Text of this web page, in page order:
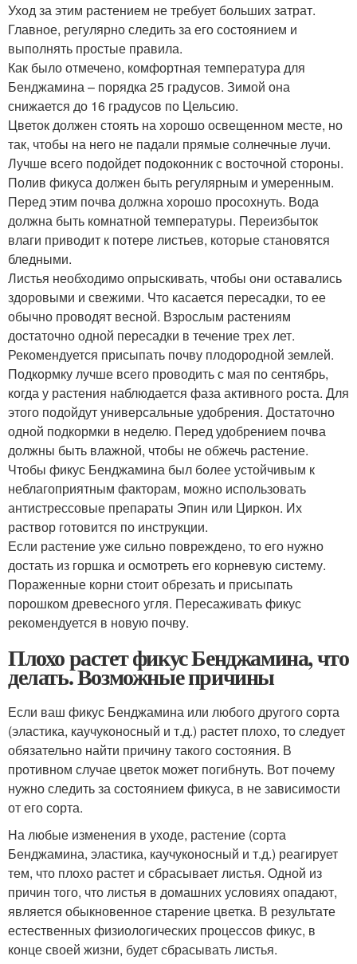
Уход за этим растением не требует больших затрат.
Главное, регулярно следить за его состоянием и
выполнять простые правила.
Как было отмечено, комфортная температура для
Бенджамина – порядка 25 градусов. Зимой она
снижается до 16 градусов по Цельсию.
Цветок должен стоять на хорошо освещенном месте, но
так, чтобы на него не падали прямые солнечные лучи.
Лучше всего подойдет подоконник с восточной стороны.
Полив фикуса должен быть регулярным и умеренным.
Перед этим почва должна хорошо просохнуть. Вода
должна быть комнатной температуры. Переизбыток
влаги приводит к потере листьев, которые становятся
бледными.
Листья необходимо опрыскивать, чтобы они оставались
здоровыми и свежими. Что касается пересадки, то ее
обычно проводят весной. Взрослым растениям
достаточно одной пересадки в течение трех лет.
Рекомендуется присыпать почву плодородной землей.
Подкормку лучше всего проводить с мая по сентябрь,
когда у растения наблюдается фаза активного роста. Для
этого подойдут универсальные удобрения. Достаточно
одной подкормки в неделю. Перед удобрением почва
должны быть влажной, чтобы не обжечь растение.
Чтобы фикус Бенджамина был более устойчивым к
неблагоприятным факторам, можно использовать
антистрессовые препараты Эпин или Циркон. Их
раствор готовится по инструкции.
Если растение уже сильно повреждено, то его нужно
достать из горшка и осмотреть его корневую систему.
Пораженные корни стоит обрезать и присыпать
порошком древесного угля. Пересаживать фикус
рекомендуется в новую почву.
Плохо растет фикус Бенджамина, что
делать. Возможные причины
Если ваш фикус Бенджамина или любого другого сорта
(эластика, каучуконосный и т.д.) растет плохо, то следует
обязательно найти причину такого состояния. В
противном случае цветок может погибнуть. Вот почему
нужно следить за состоянием фикуса, в не зависимости
от его сорта.
На любые изменения в уходе, растение (сорта
Бенджамина, эластика, каучуконосный и т.д.) реагирует
тем, что плохо растет и сбрасывает листья. Одной из
причин того, что листья в домашних условиях опадают,
является обыкновенное старение цветка. В результате
естественных физиологических процессов фикус, в
конце своей жизни, будет сбрасывать листья.